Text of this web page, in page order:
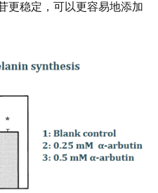
更稳定，可以更容易地添加